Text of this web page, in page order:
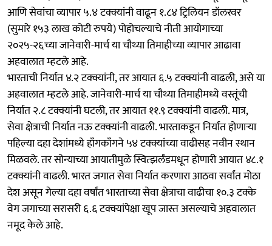
आणि सेवांचा व्यापार ५.४ टक्क्यांनी वाढून १.८४ ट्रिलियन डॉलरवर
(सुमारे १५३ लाख कोटी रुपये) पोहोचल्याचे नीती आयोगाच्या
२०२५-२६च्या जानेवारी-मार्च या चौथ्या तिमाहीच्या व्यापार आढावा
अहवालात म्हटले आहे.
भारताची निर्यात ४.२ टक्क्यांनी, तर आयात ६.५ टक्क्यांनी वाढली, असे या
अहवालात म्हटले आहे. जानेवारी-मार्च या चौथ्या तिमाहीमध्ये वस्तूंची
निर्यात २.८ टक्क्यांनी घटली, तर आयात ११.९ टक्क्यांनी वाढली. मात्र,
सेवा क्षेत्राची निर्यात नऊ टक्क्यांनी वाढली. भारताकडून निर्यात होणाऱ्या
पहिल्या दहा देशांमध्ये हाँगकाँगने ५४ टक्क्यांच्या वाढीसह नवीन स्थान
मिळवले. तर सोन्याच्या आयातीमुळे स्वित्झर्लंडमधून होणारी आयात ४८.१
टक्क्यांनी वाढली. भारत जगात सेवा निर्यात करणारा आठवा सर्वांत मोठा
देश असून गेल्या दहा वर्षांत भारताच्या सेवा क्षेत्राचा वाढीचा १०.३ टक्के
वेग जगाच्या सरासरी ६.६ टक्क्यांपेक्षा खूप जास्त असल्याचे अहवालात
नमूद केले आहे.